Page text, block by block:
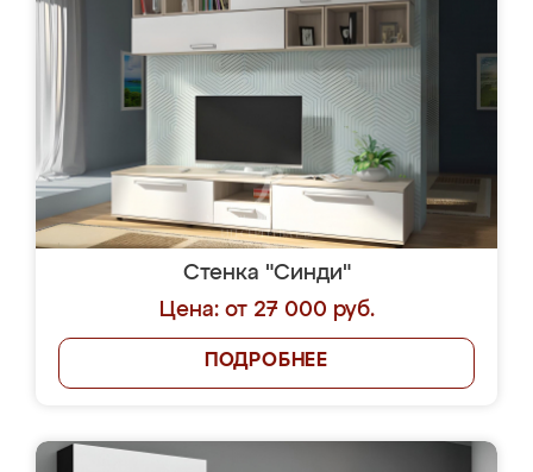
Стенка "Синди"
Цена: от 27 000 руб.
ПОДРОБНЕЕ